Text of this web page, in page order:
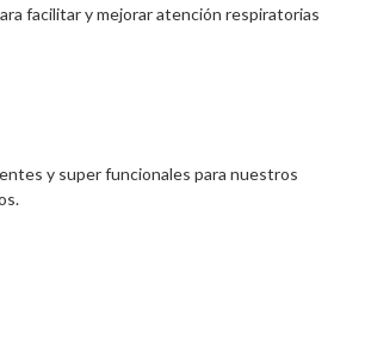
facilitar y mejorar atención respiratorias
y super funcionales para nuestros